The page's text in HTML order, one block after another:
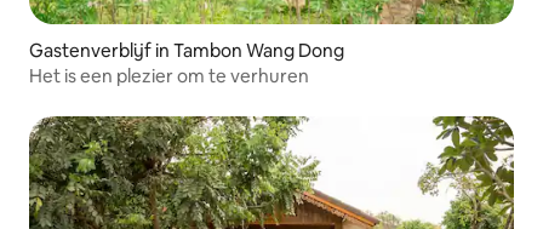
Gastenverblijf in Tambon Wang Dong
Het is een plezier om te verhuren